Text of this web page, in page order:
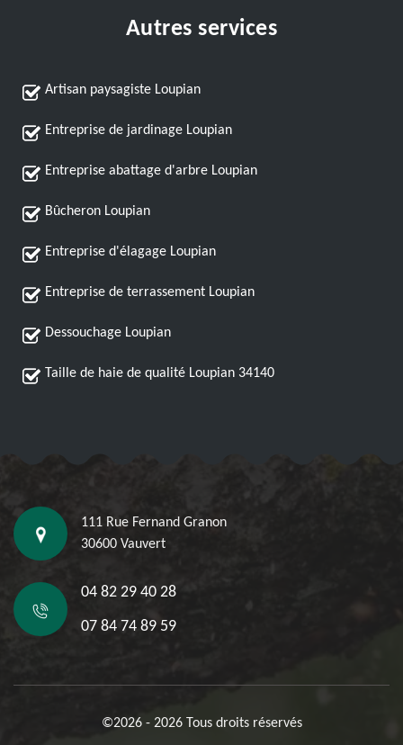
Autres services
Artisan paysagiste Loupian
Entreprise de jardinage Loupian
Entreprise abattage d'arbre Loupian
Bûcheron Loupian
Entreprise d'élagage Loupian
Entreprise de terrassement Loupian
Dessouchage Loupian
Taille de haie de qualité Loupian 34140
111 Rue Fernand Granon
30600 Vauvert
04 82 29 40 28
07 84 74 89 59
©2026 - 2026 Tous droits réservés